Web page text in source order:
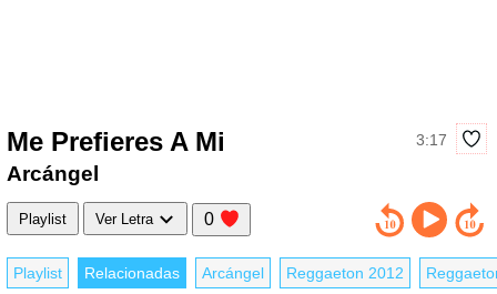
Me Prefieres A Mi 3:17
Arcángel
Playlist Ver Letra 0
Playlist Relacionadas Arcángel Reggaeton 2012